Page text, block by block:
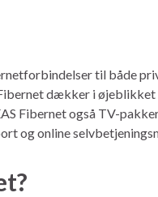
til både
dækker i
Fibernet også TV-
og online